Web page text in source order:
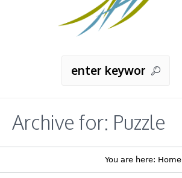
Archive for: Puzzle
You are here: Home